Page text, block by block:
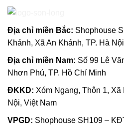
Địa chỉ miền Bắc: Shophouse
Khánh, Xã An Khánh, TP. Hà Nội
Địa chỉ miền Nam: Số 99 Lê
Nhơn Phú, TP. Hồ Chí Minh
ĐKKD: Xóm Ngang, Thôn 1,
Nội, Việt Nam
VPGD: Shophouse SH109 –